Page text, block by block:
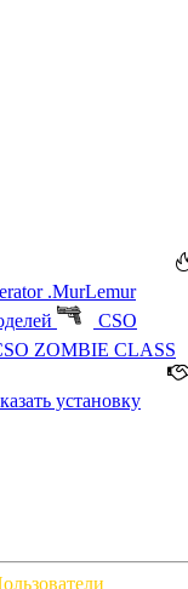
.MurLemur
CSO
ZOMBIE CLASS
установку